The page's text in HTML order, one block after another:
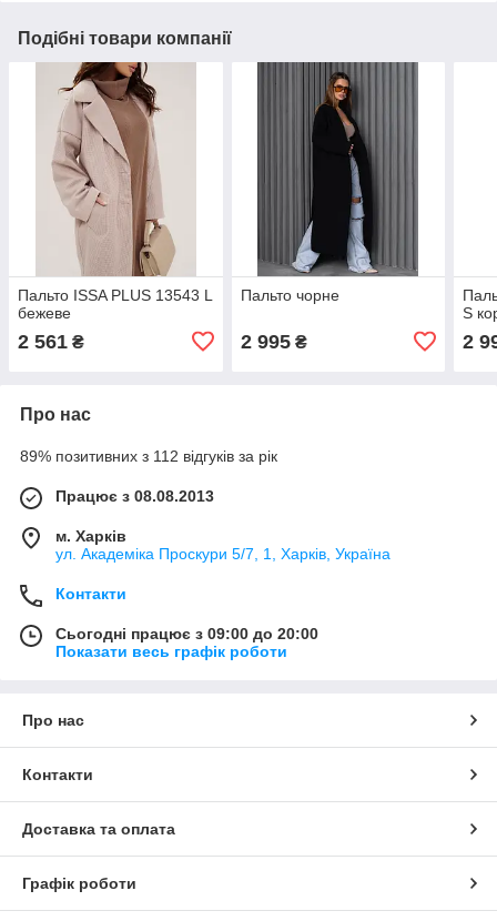
Подібні товари компанії
Пальто ISSA PLUS 13543 L
бежеве
2 561 ₴
Пальто чорне
2 995₴
S
2
Про нас
89% позитивних з 112 відгуків за рік
Працює з 08.08.2013
м. Харків
ул. Академіка Проскури 5/7, 1, Харків, Україна
Контакти
Сьогодні працює з 09:00 до 20:00
Показати весь графік роботи
Про нас
Контакти
Доставка та оплата
Графік роботи